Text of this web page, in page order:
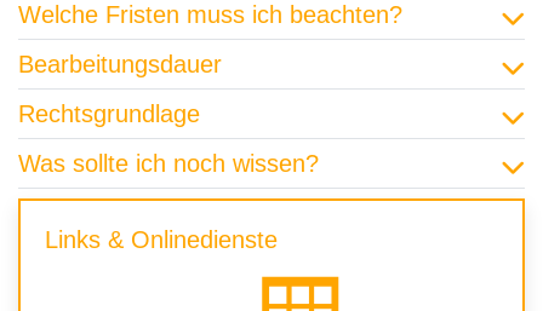
Welche Fristen muss ich beachten?
Bearbeitungsdauer
Rechtsgrundlage
Was sollte ich noch wissen?
Links & Onlinedienste